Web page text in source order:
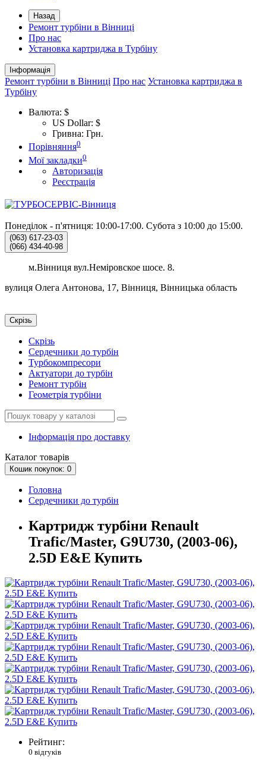
Назад
Ремонт турбіни в Вінниці
Про нас
Установка картриджа в Турбіну
Інформація
Ремонт турбіни в Вінниці Про нас Установка картриджа в
Турбіну
Валюта: $
US Dollar: $
Гривна: Грн.
Порівняння0
Мої закладки0
Авторизація
Реєстрація
Понеділок - п'ятниця: 10:00-17:00. Субота з 10:00 до 15:00.
(063) 617-23-03
(066) 434-40-98
м.Вінниця вул.Неміровское шосе. 8.
вулиця Олега Антонова, 17, Вінниця, Вінницька область
Скрізь
Скрізь
Сердечники до турбін
Турбокомпресори
Актуатори до турбін
Ремонт турбін
Геометрія турбіни
Інформація про доставку
Каталог товарів
Кошик покупок: 0
Головна
Сердечники до турбін
Картридж турбіни Renault
Trafic/Master, G9U730, (2003-06),
2.5D E&E Купить
Рейтинг:
0 відгуків